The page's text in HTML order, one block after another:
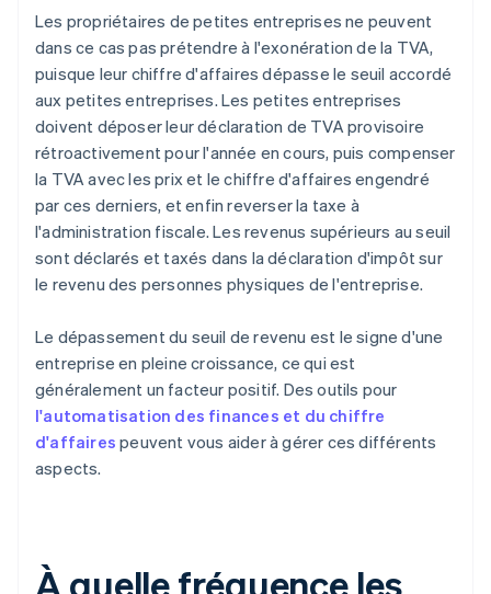
Les propriétaires de petites entreprises ne peuvent
dans ce cas pas prétendre à l'exonération de la TVA,
puisque leur chiffre d'affaires dépasse le seuil accordé
aux petites entreprises. Les petites entreprises
doivent déposer leur déclaration de TVA provisoire
rétroactivement pour l'année en cours, puis compenser
la TVA avec les prix et le chiffre d'affaires engendré
par ces derniers, et enfin reverser la taxe à
l'administration fiscale. Les revenus supérieurs au seuil
sont déclarés et taxés dans la déclaration d'impôt sur
le revenu des personnes physiques de l'entreprise.
Le dépassement du seuil de revenu est le signe d'une
entreprise en pleine croissance, ce qui est
généralement un facteur positif. Des outils pour
l'automatisation des finances et du chiffre
d'affaires peuvent vous aider à gérer ces différents
aspects.
À quelle fréquence les